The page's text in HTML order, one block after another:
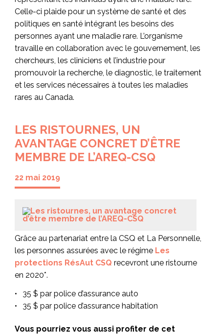
Celle-ci plaide pour un système de santé et des
politiques en santé intégrant les besoins des
personnes ayant une maladie rare. L’organisme
travaille en collaboration avec le gouvernement, les
chercheurs, les cliniciens et l’industrie pour
promouvoir la recherche, le diagnostic, le traitement
et les services nécessaires à toutes les maladies
rares au Canada.
LES RISTOURNES, UN
AVANTAGE CONCRET D’ÊTRE
MEMBRE DE L’AREQ-CSQ
22 mai 2019
Grâce au partenariat entre la CSQ et La Personnelle,
les personnes assurées avec le régime Les
protections RésAut CSQ recevront une ristourne
en 2020*.
35 $ par police d’assurance auto
35 $ par police d’assurance habitation
Vous pourriez vous aussi profiter de cet